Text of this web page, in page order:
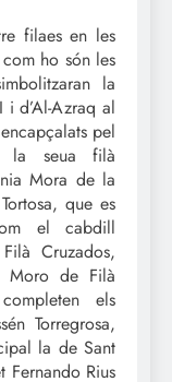
filaes en les
ho són les
la
i d’Al-Azraq al
pel
la seua filà
Mora de la
que es
el cabdill
Cruzados,
Moro de Filà
els
Torregrosa,
la de Sant
Fernando Rius